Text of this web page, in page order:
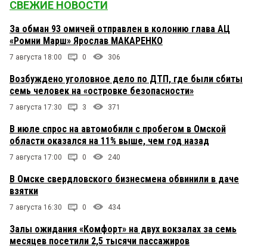
СВЕЖИЕ НОВОСТИ
За обман 93 омичей отправлен в колонию глава АЦ
«Ромни Марш» Ярослав МАКАРЕНКО
7 августа 18:00 0 306
Возбуждено уголовное дело по ДТП, где были сбиты
семь человек на «островке безопасности»
7 августа 17:30 3 371
В июле спрос на автомобили с пробегом в Омской
области оказался на 11% выше, чем год назад
7 августа 17:00 0 240
В Омске свердловского бизнесмена обвинили в даче
взятки
7 августа 16:30 0 434
Залы ожидания «Комфорт» на двух вокзалах за семь
месяцев посетили 2,5 тысячи пассажиров